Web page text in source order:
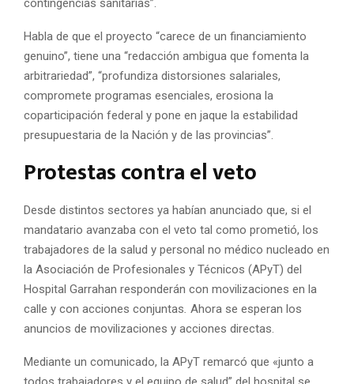
Habla de que el proyecto “carece de un financiamiento
genuino”, tiene una “redacción ambigua que fomenta la
arbitrariedad”, “profundiza distorsiones salariales,
compromete programas esenciales, erosiona la
coparticipación federal y pone en jaque la estabilidad
presupuestaria de la Nación y de las provincias”.
Protestas contra el veto
Desde distintos sectores ya habían anunciado que, si el
mandatario avanzaba con el veto tal como prometió, los
trabajadores de la salud y personal no médico nucleado en
la Asociación de Profesionales y Técnicos (APyT) del
Hospital Garrahan responderán con movilizaciones en la
calle y con acciones conjuntas Ahora se esperan los
anuncios de movilizaciones y acciones directas.
Mediante un comunicado, la APyT remarcó que «junto a